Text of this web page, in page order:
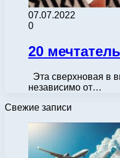
07.07.2022
0
20
Эта сверхновая в
независимо от…
Свежие записи